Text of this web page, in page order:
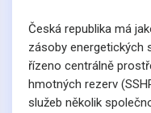
Česká republika má
zásoby energetických
řízeno centrálně
hmotných rezerv
služeb několik